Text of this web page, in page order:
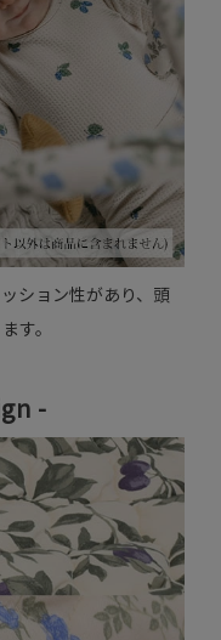
ション性があり、頭
す。
-